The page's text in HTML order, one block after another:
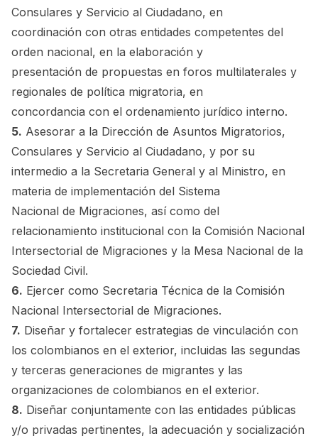
Consulares y Servicio al Ciudadano, en
coordinación con otras entidades competentes del
orden nacional, en la elaboración y
presentación de propuestas en foros multilaterales y
regionales de política migratoria, en
concordancia con el ordenamiento jurídico interno.
5. Asesorar a la Dirección de Asuntos Migratorios,
Consulares y Servicio al Ciudadano, y por su
intermedio a la Secretaria General y al Ministro, en
materia de implementación del Sistema
Nacional de Migraciones, así como del
relacionamiento institucional con la Comisión Nacional
Intersectorial de Migraciones y la Mesa Nacional de la
Sociedad Civil.
6. Ejercer como Secretaria Técnica de la Comisión
Nacional Intersectorial de Migraciones.
7. Diseñar y fortalecer estrategias de vinculación con
los colombianos en el exterior, incluidas las segundas
y terceras generaciones de migrantes y las
organizaciones de colombianos en el exterior.
8. Diseñar conjuntamente con las entidades públicas
y/o privadas pertinentes, la adecuación y socialización